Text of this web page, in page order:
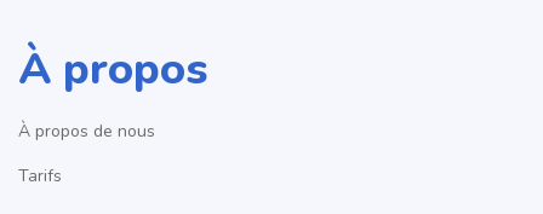
À propos
À propos de nous
Tarifs